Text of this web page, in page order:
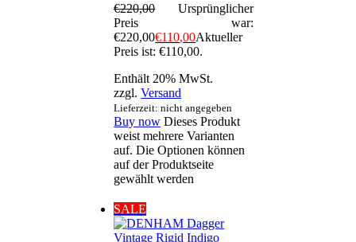
€220,00
Ursprünglicher
Preis war:
€220,00€110,00Aktueller
Preis ist: €110,00.
Enthält 20% MwSt.
zzgl.Versand
Lieferzeit: nicht angegeben
Buy now Dieses Produkt
weist mehrere Varianten
auf. Die Optionen können
auf der Produktseite
gewählt werden
SALE